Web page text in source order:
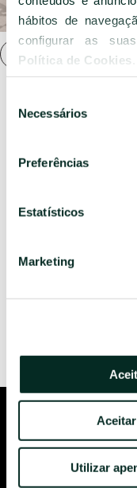
hábitos de
configurar as
Política de Cookies
Necessários
Preferências
Estatísticos
Marketing
Utilizar
90 ANOS A
Celebrámos um
décadas de
lado,